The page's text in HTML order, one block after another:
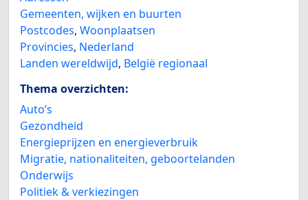
Gemeenten, wijken en buurten
Postcodes, Woonplaatsen
Provincies, Nederland
Landen wereldwijd, België regionaal
Thema overzichten:
Auto’s
Gezondheid
Energieprijzen en energieverbruik
Migratie, nationaliteiten, geboortelanden
Onderwijs
Politiek & verkiezingen